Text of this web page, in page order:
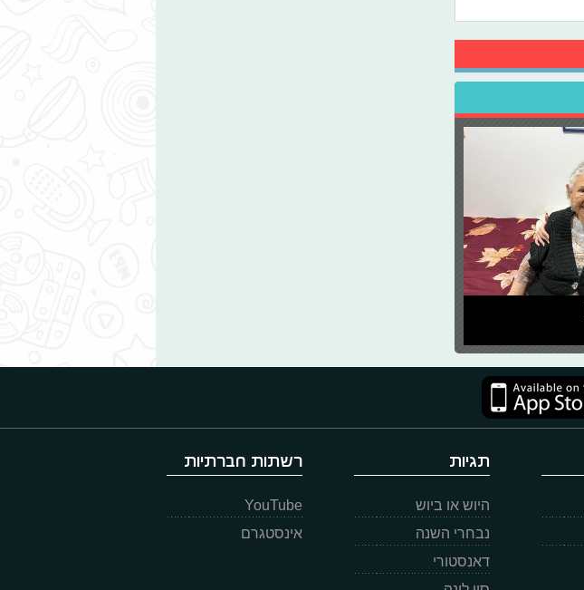
תגיות
היוש או ביוש
נבחרי השנה
דאנסטורי
רשתות חברתיות
YouTube
אינסטגרם